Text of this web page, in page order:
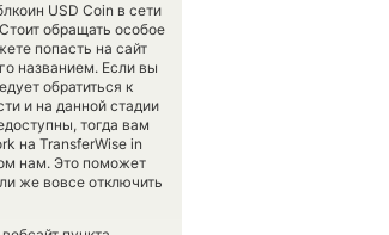
USD Coin в сети
обращать особое
попасть на сайт
названием. Если вы
обратиться к
и на данной стадии
тогда вам
на TransferWise in
нам. Это поможет
же вовсе отключить